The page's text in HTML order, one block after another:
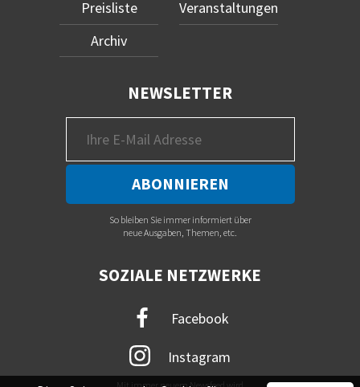
Preisliste
Archiv
Veranstaltungen
NEWSLETTER
So bleiben Sie immer informiert über
neue Ausgaben, Themen, etc.
SOZIALE NETZWERKE
Facebook
Instagram